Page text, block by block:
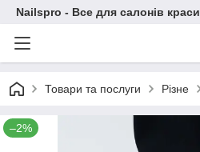
Nailspro - Все для салонів краси
Товари та послуги Різне
–2%